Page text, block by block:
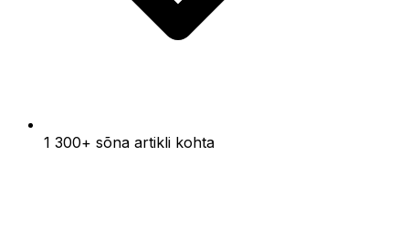
1 300+ sõna artikli kohta